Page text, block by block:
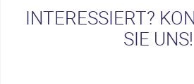
INTERESSIERT?
SIE UNS!